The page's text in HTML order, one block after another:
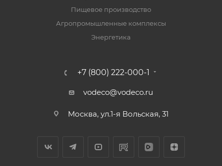
Пищевое производство
Агропромышленные комплексы
Энергетика
+7 (800) 222-000-1
vodeco@vodeco.ru
Москва, ул.1-я Вольская, 31